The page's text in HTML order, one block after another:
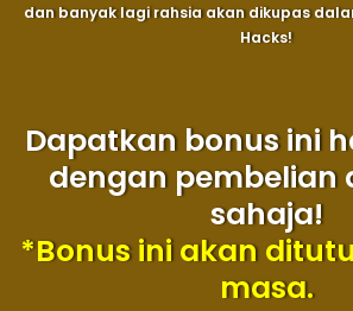
dan banyak lagi rahsia akan dikupas
Hacks!
Dapatkan bonus ini
dengan pembelian
sahaja!
*Bonus ini akan
masa.